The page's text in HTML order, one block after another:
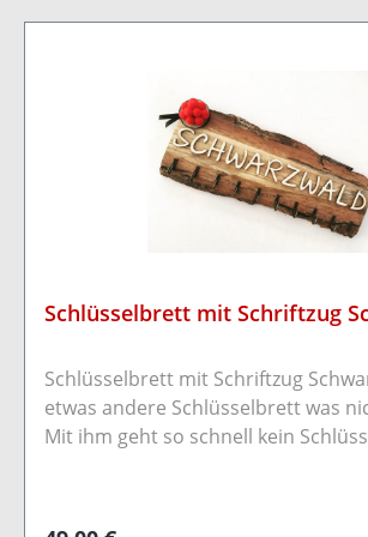
Schlüsselbrett mit Schriftzug
Schlüsselbrett mit Schriftzug
etwas andere Schlüsselbrett was
Mit ihm geht so schnell kein